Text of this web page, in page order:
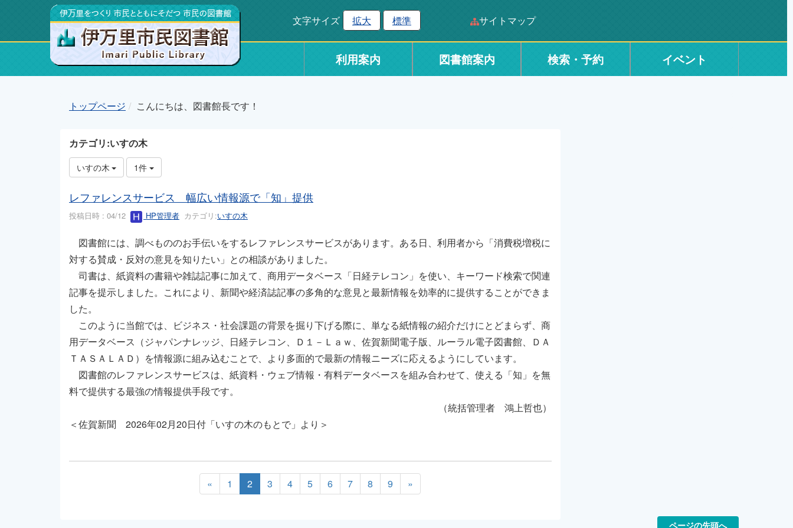
文字サイズ 拡大 標準 サイトマップ
利用案内 図書館案内 検索・予約 イベント
トップページ こんにちは、図書館長です！
カテゴリ:いすの木
いすの木 1件
レファレンスサービス 幅広い情報源で「知」提供
投稿日時 : 04/12 HP管理者 カテゴリ:いすの木
図書館には、調べもののお手伝いをするレファレンスサービスがあります。ある日、利用者から「消費税増税に
対する賛成・反対の意見を知りたい」との相談がありました。
司書は、紙資料の書籍や雑誌記事に加えて、商用データベース「日経テレコン」を使い、キーワード検索で関連
記事を提示しました。これにより、新聞や経済誌記事の多角的な意見と最新情報を効率的に提供することができま
した。
このように当館では、ビジネス・社会課題の背景を掘り下げる際に、単なる紙情報の紹介だけにとどまらず、商
用データベース（ジャパンナレッジ、日経テレコン、Ｄ１－Ｌａｗ、佐賀新聞電子版、ルーラル電子図書館、ＤＡ
ＴＡＳＡＬＡＤ）を情報源に組み込むことで、より多面的で最新の情報ニーズに応えるようにしています。
図書館のレファレンスサービスは、紙資料・ウェブ情報・有料データベースを組み合わせて、使える「知」を無
料で提供する最強の情報提供手段です。
（統括管理者 鴻上哲也）
＜佐賀新聞 2026年02月20日付「いすの木のもとで」より＞
« 1 2 3 4 5 6 7 8 9 »
ページの先頭へ